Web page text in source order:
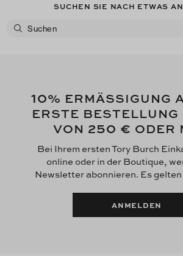
SUCHEN SIE NACH ETWAS
10% ERMÄSSIGUNG
ERSTE BESTELLUNG
VON 250 € ODER
Bei Ihrem ersten Tory Burch
online oder in der Boutique,
Newsletter abonnieren. Es
ANMELDEN